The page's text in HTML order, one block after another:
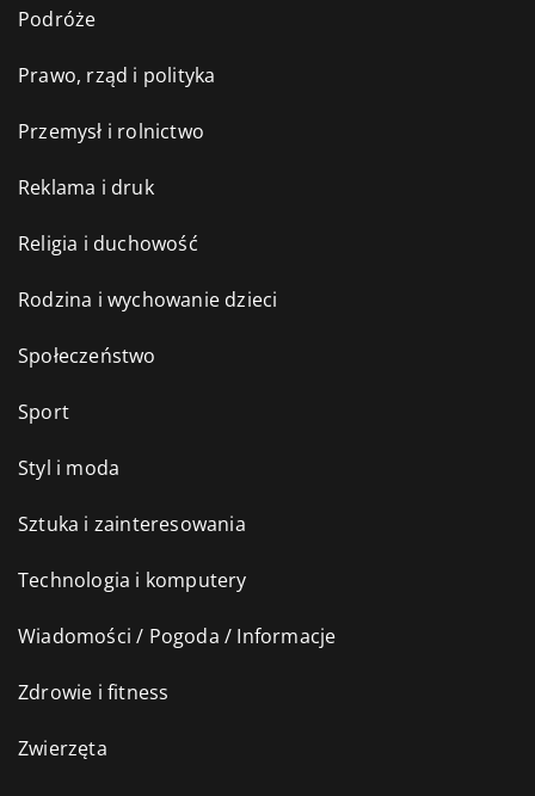
Podróże
Prawo, rząd i polityka
Przemysł i rolnictwo
Reklama i druk
Religia i duchowość
Rodzina i wychowanie dzieci
Społeczeństwo
Sport
Styl i moda
Sztuka i zainteresowania
Technologia i komputery
Wiadomości / Pogoda / Informacje
Zdrowie i fitness
Zwierzęta